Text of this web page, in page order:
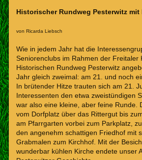
Historischer Rundweg Pesterwitz mit
von Ricarda Liebsch
Wie in jedem Jahr hat die
Seniorenclubs im Rahmen der Freitaler
Historischen Rundweg Pesterwitz
Jahr gleich zweimal: am 21. und noch
In brütender Hitze trauten sich am 21.
Interessenten den etwa zweistündigen
war also eine kleine, aber feine Runde.
vom Dorfplatz über das Rittergut bis
am Pfarrgarten vorbei zum Parkplatz,
den angenehm schattigen Friedhof mit
Grabmalen zum Kirchhof. Mit der
wunderbar kühlen Kirche endete unser